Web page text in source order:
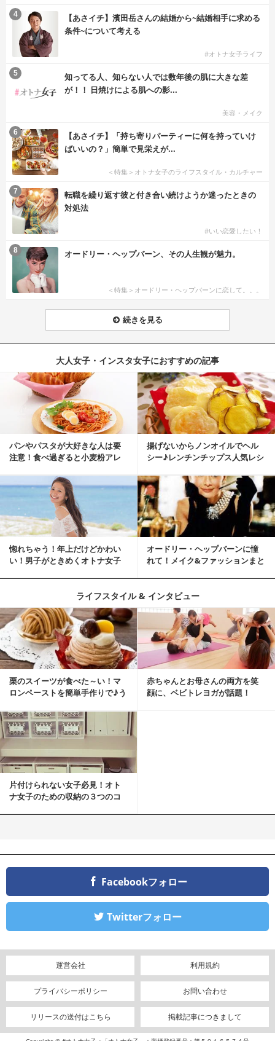
【あさイチ】濱田岳さんの結婚から~結婚相手に求める
条件~について考える
#オトナ女子ライフ
4
知ってる人、知らない人では数年後の肌に大きな差
が！！ 日焼けによる肌への影...
美容・メイク
5
【あさイチ】「持ち寄りパーティーに何を持っていけ
ばいいの？」簡単で見栄えが...
＜特集＞オトナ女子のライフスタイル・カルチャー
6
転職を繰り返す彼と付き合い続けようか迷ったときの
対処法
#いい恋愛したい！
7
オードリー・ヘップバーン、その人生観が魅力。
＜特集＞オードリー・ヘップバーンに恋して。。。
8
続きを見る
大人女子・インスタ女子におすすめの記事
パンやパスタが大好きな人は要
注意！食べ過ぎると小麦粉アレ
揚げないからノンオイルでヘル
シー♪レンチンチップス人気レシ
惚れちゃう！年上だけどかわい
い！男子がときめくオトナ女子
オードリー・ヘップバーンに憧
れて！メイク&ファッションまと
ライフスタイル & インタビュー
栗のスイーツが食べた～い！マ
ロンペーストを簡単手作りで♪う
赤ちゃんとお母さんの両方を笑
顔に、ベビトレヨガが話題！
片付けられない女子必見！オト
ナ女子のための収納の３つのコ
Facebookフォロー
Twitterフォロー
運営会社 利用規約
プライバシーポリシー お問い合わせ
リリースの送付はこちら 掲載記事につきまして